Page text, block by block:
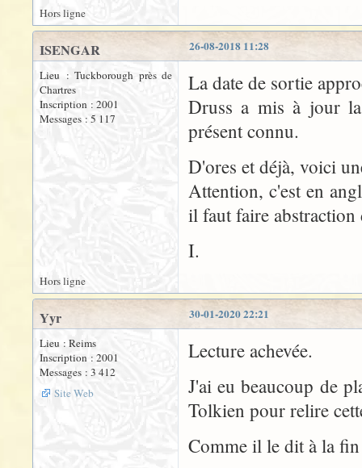
Hors ligne
26-08-2018 11:28
ISENGAR
Lieu : Tuckborough près de
Chartres
Inscription : 2001
Messages : 5 117
La date de sortie
Druss a mis à jour
présent connu.
D'ores et déjà, voici
Attention, c'est en
il faut faire
I.
Hors ligne
30-01-2020 22:21
Yyr
Lieu : Reims
Inscription : 2001
Messages : 3 412
Site Web
Lecture achevée.
J'ai eu beaucoup de
Tolkien pour relire
Comme il le dit à la